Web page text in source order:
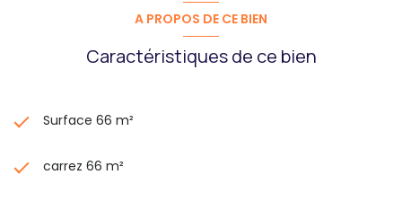
A PROPOS DE CE BIEN
Caractéristiques de ce bien
Surface 66 m²
carrez 66 m²